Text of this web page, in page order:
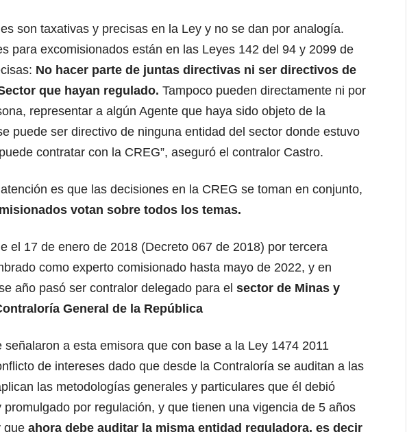
son taxativas y precisas en la Ley y no se dan por analogía.
para excomisionados están en las Leyes 142 del 94 y 2099 de
No hacer parte de juntas directivas ni ser directivos de
que hayan regulado. Tampoco pueden directamente ni por
representar a algún Agente que haya sido objeto de la
puede ser directivo de ninguna entidad del sector donde estuvo
contratar con la CREG”, aseguró el contralor Castro.
es que las decisiones en la CREG se toman en conjunto,
votan sobre todos los temas.
el 17 de enero de 2018 (Decreto 067 de 2018) por tercera
como experto comisionado hasta mayo de 2022, y en
año pasó ser contralor delegado para el sector de Minas y
General de la República
señalaron a esta emisora que con base a la Ley 1474 2011
de intereses dado que desde la Contraloría se auditan a las
las metodologías generales y particulares que él debió
promulgado por regulación, y que tienen una vigencia de 5 años
que ahora debe auditar la misma entidad reguladora, es decir